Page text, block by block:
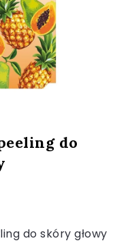
do
do skóry głowy